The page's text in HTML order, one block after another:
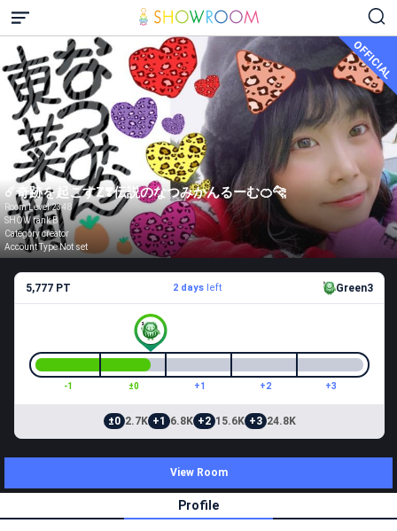
OFFICIAL
☄️奇跡を起こすZ❣️伝説のなつみかんるーむ🍊🐆
Room Level 2348
SHOW rank B
Category creator
Account Type Not set
5,777 PT 2 daysleft Green3
-1 ±0 +1 +2 +3
±0 2.7K +1 6.8K +2 15.6K +3 24.8K
View Room
Profile